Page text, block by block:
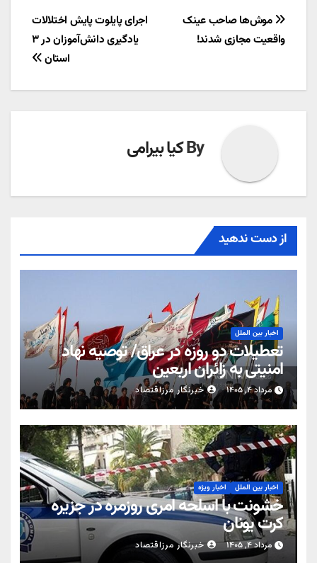
راهبری
نوشته
اجرای پایلوت پایش اختلالات
یادگیری دانش‌آموزان در ۳
استان
موش‌ها صاحب عینک
واقعیت مجازی شدند!
Byکیا بیرامی
از دست ندهید
اخبار بین الملل
تعطیلات دو روزه در عراق/ توصیه نهاد
امنیتی به زائران اربعین
مرداد ۴, ۱۴۰۵ خبرنگار مرزاقتصاد
اخبار بین الملل اخبار ویژه
خشونت با اسلحه امری روزمره در جزیره
کرت یونان
مرداد ۴, ۱۴۰۵ خبرنگار مرزاقتصاد